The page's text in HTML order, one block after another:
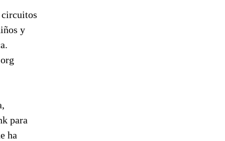
circuitos
y
para
ha